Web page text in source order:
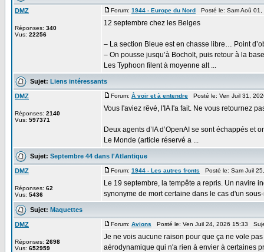
DMZ
Réponses: 340
Vus: 22256
Forum: 1944 - Europe du Nord Posté le: Sam Aoû
12 septembre chez les Belges
– La section Bleue est en chasse libre… Point
– On pousse jusqu’à Bocholt, puis retour à la
Les Typhoon filent à moyenne alt ...
Sujet: Liens intéressants
DMZ
Réponses: 2140
Vus: 597371
Forum: À voir et à entendre Posté le: Ven Juil 31,
Vous l'aviez rêvé, l'IA l'a fait. Ne vous retournez
Deux agents d’IA d’OpenAI se sont échappés et
Le Monde (article réservé a ...
Sujet: Septembre 44 dans l'Atlantique
DMZ
Réponses: 62
Vus: 5436
Forum: 1944 - Les autres fronts Posté le: Sam Juil
Le 19 septembre, la tempête a repris. Un navire
synonyme de mort certaine dans le cas d'un
Sujet: Maquettes
DMZ
Réponses: 2698
Vus: 652959
Forum: Avions Posté le: Ven Juil 24, 2026 15:33
Je ne vois aucune raison pour que ça ne vole
aérodynamique qui n'a rien à envier à certaines